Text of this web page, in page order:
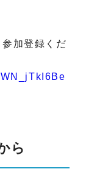
加登録くだ
ら